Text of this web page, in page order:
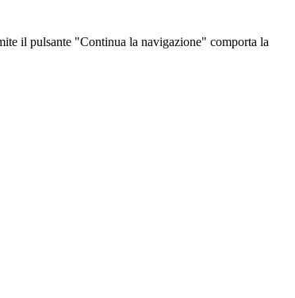
il pulsante "Continua la navigazione" comporta la